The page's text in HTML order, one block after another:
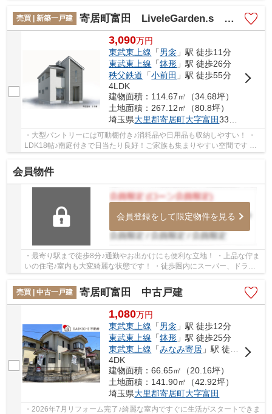
売買 | 新築一戸建
寄居町富田 LiveleGarden.s 新築戸建 全1棟 1号棟
3,090万円
東武東上線 「男衾 」駅 徒歩11分
東武東上線 「鉢形 」駅 徒歩26分
秩父鉄道 「小前田 」駅 徒歩55分
4LDK
建物面積：114.67㎡（34.68坪）
土地面積：267.12㎡（80.8坪）
埼玉県大里郡寄居町大字富田3377-2
・大型パントリーには可動棚付き♪消耗品や日用品も収納しやすい！ ・
LDK18帖♪南庭付きで日当たり良好！ご家族も集まりやすい空間です ・
会員物件
会員登録をして限定物件を見る
・最寄り駅まで徒歩8分♪通勤やお出かけにも便利な立地！ ・上品な佇ま
いの住宅♪室内も大変綺麗な状態です！ ・徒歩圏内にスーパー、ドラッ
グストア、コンビニがあるのでお買い物も困り...
売買 | 中古一戸建
寄居町富田 中古戸建
1,080万円
東武東上線 「男衾 」駅 徒歩12分
東武東上線 「鉢形 」駅 徒歩25分
東武東上線 「みなみ寄居 」駅 徒歩33分
4DK
建物面積：66.65㎡（20.16坪）
土地面積：141.90㎡（42.92坪）
埼玉県大里郡寄居町大字富田
・2026年7月リフォーム完了♪綺麗な室内ですぐに生活がスタートできま